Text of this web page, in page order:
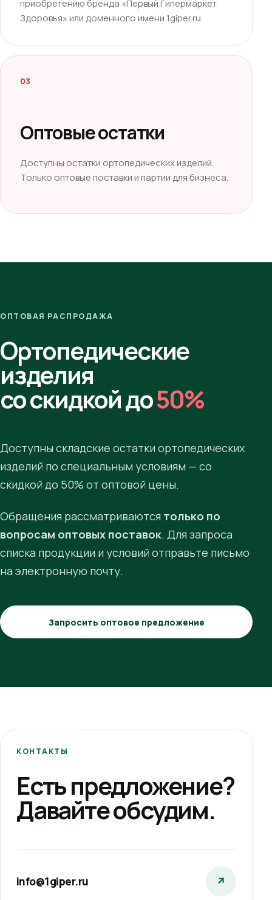
приобретению бренда «Первый Гипермаркет
Здоровья» или доменного имени 1giper.ru.
03
Оптовые остатки
Доступны остатки ортопедических изделий.
Только оптовые поставки и партии для бизнеса.
ОПТОВАЯ РАСПРОДАЖА
Ортопедические
изделия
со скидкой до50%
Доступны складские остатки ортопедических
изделий по специальным условиям — со
скидкой до 50% от оптовой цены.
Обращения рассматриваются только по
вопросам оптовых поставок. Для запроса
списка продукции и условий отправьте письмо
на электронную почту.
Запросить оптовое предложение
КОНТАКТЫ
Есть предложение?
Давайте обсудим.
info@1giper.ru ↗